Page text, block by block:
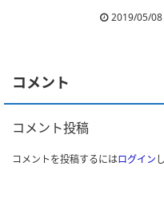
2019/05/08
コメント
コメント投稿
コメントを投稿するにはログイン